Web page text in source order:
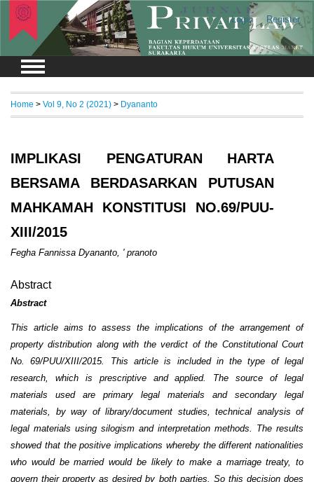
Login Register
Home > Vol 9, No 2 (2021) > Dyananto
IMPLIKASI PENGATURAN HARTA
BERSAMA BERDASARKAN PUTUSAN
MAHKAMAH KONSTITUSI NO.69/PUU-
XIII/2015
Fegha Fannissa Dyananto, ' pranoto
Abstract
Abstract
This article aims to assess the implications of the arrangement of
property distribution along with the verdict of the Constitutional Court
No. 69/PUU/XIII/2015. This article is included in the type of legal
research, which is prescriptive and applied. The source of legal
materials used are primary legal materials and secondary legal
materials, by way of library/document studies, technical analysis of
legal materials using silogism and interpretation methods. The results
showed that the positive implications whereby the different nationalities
who would be married would be likely to make a marriage treaty, to
govern their property as desired by both parties. So this decision does